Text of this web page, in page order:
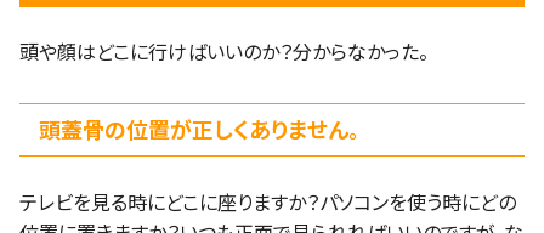
頭や顔はどこに行けばいいのか？分からなかった。
頭蓋骨の位置が正しくありません。
テレビを見る時にどこに座りますか？パソコンを使う時にどの